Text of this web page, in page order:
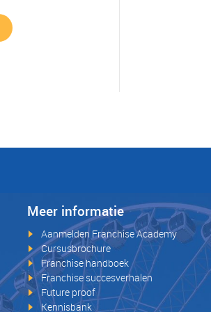
Meer informatie
Aanmelden Franchise Academy
Cursusbrochure
Franchise handboek
Franchise succesverhalen
Future proof
Kennisbank